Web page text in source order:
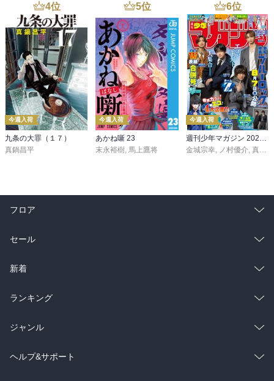
4位
今週入荷
九条の大罪（１７）
真鍋昌平
5位
今週入荷
あかね噺 23
末永裕樹, 馬上鷹将
6位
今週入荷
週刊少年マガジン 2026年36・37号[2026年8月5日発売]
金城宗幸, ノ村優介, 真島ヒロ
フロア
総合
ラノベ
雑誌・グラビア
BL・TL
セール
総合
ラノベ
雑誌・グラビア
BL・TL
新着
総合
ラノベ
雑誌・グラビア
ランキング
総合
ラノベ
ジャンル
コミック
ヘルプ&サポート